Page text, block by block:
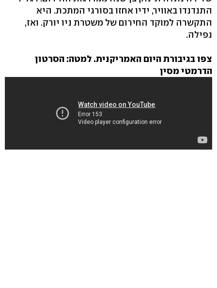
התנדנדו באוויר, ידיו אחזו בסורגי המתכת. היא
התקשרה למוקד החירום של משטרת ניו יורק. ואז,
נפילה.
צפו בגיבורת היום האמריקנית. למטה: הסרטון
הדרמטי מסין